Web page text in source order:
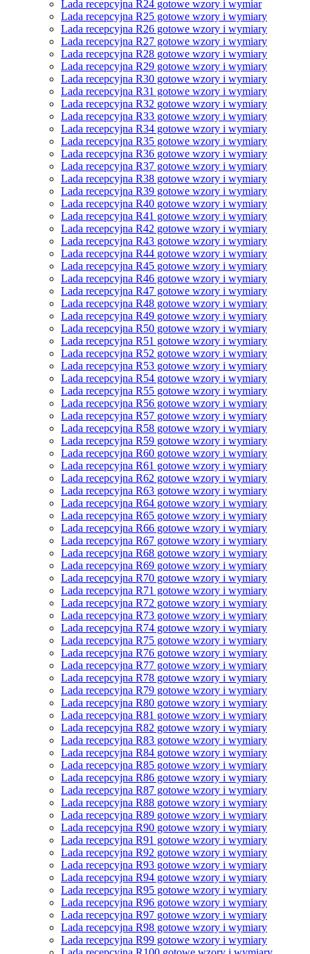
Lada recepcyjna R24 gotowe wzory i wymiar
Lada recepcyjna R25 gotowe wzory i wymiary
Lada recepcyjna R26 gotowe wzory i wymiary
Lada recepcyjna R27 gotowe wzory i wymiary
Lada recepcyjna R28 gotowe wzory i wymiary
Lada recepcyjna R29 gotowe wzory i wymiary
Lada recepcyjna R30 gotowe wzory i wymiary
Lada recepcyjna R31 gotowe wzory i wymiary
Lada recepcyjna R32 gotowe wzory i wymiary
Lada recepcyjna R33 gotowe wzory i wymiary
Lada recepcyjna R34 gotowe wzory i wymiary
Lada recepcyjna R35 gotowe wzory i wymiary
Lada recepcyjna R36 gotowe wzory i wymiary
Lada recepcyjna R37 gotowe wzory i wymiary
Lada recepcyjna R38 gotowe wzory i wymiary
Lada recepcyjna R39 gotowe wzory i wymiary
Lada recepcyjna R40 gotowe wzory i wymiary
Lada recepcyjna R41 gotowe wzory i wymiary
Lada recepcyjna R42 gotowe wzory i wymiary
Lada recepcyjna R43 gotowe wzory i wymiary
Lada recepcyjna R44 gotowe wzory i wymiary
Lada recepcyjna R45 gotowe wzory i wymiary
Lada recepcyjna R46 gotowe wzory i wymiary
Lada recepcyjna R47 gotowe wzory i wymiary
Lada recepcyjna R48 gotowe wzory i wymiary
Lada recepcyjna R49 gotowe wzory i wymiary
Lada recepcyjna R50 gotowe wzory i wymiary
Lada recepcyjna R51 gotowe wzory i wymiary
Lada recepcyjna R52 gotowe wzory i wymiary
Lada recepcyjna R53 gotowe wzory i wymiary
Lada recepcyjna R54 gotowe wzory i wymiary
Lada recepcyjna R55 gotowe wzory i wymiary
Lada recepcyjna R56 gotowe wzory i wymiary
Lada recepcyjna R57 gotowe wzory i wymiary
Lada recepcyjna R58 gotowe wzory i wymiary
Lada recepcyjna R59 gotowe wzory i wymiary
Lada recepcyjna R60 gotowe wzory i wymiary
Lada recepcyjna R61 gotowe wzory i wymiary
Lada recepcyjna R62 gotowe wzory i wymiary
Lada recepcyjna R63 gotowe wzory i wymiary
Lada recepcyjna R64 gotowe wzory i wymiary
Lada recepcyjna R65 gotowe wzory i wymiary
Lada recepcyjna R66 gotowe wzory i wymiary
Lada recepcyjna R67 gotowe wzory i wymiary
Lada recepcyjna R68 gotowe wzory i wymiary
Lada recepcyjna R69 gotowe wzory i wymiary
Lada recepcyjna R70 gotowe wzory i wymiary
Lada recepcyjna R71 gotowe wzory i wymiary
Lada recepcyjna R72 gotowe wzory i wymiary
Lada recepcyjna R73 gotowe wzory i wymiary
Lada recepcyjna R74 gotowe wzory i wymiary
Lada recepcyjna R75 gotowe wzory i wymiary
Lada recepcyjna R76 gotowe wzory i wymiary
Lada recepcyjna R77 gotowe wzory i wymiary
Lada recepcyjna R78 gotowe wzory i wymiary
Lada recepcyjna R79 gotowe wzory i wymiary
Lada recepcyjna R80 gotowe wzory i wymiary
Lada recepcyjna R81 gotowe wzory i wymiary
Lada recepcyjna R82 gotowe wzory i wymiary
Lada recepcyjna R83 gotowe wzory i wymiary
Lada recepcyjna R84 gotowe wzory i wymiary
Lada recepcyjna R85 gotowe wzory i wymiary
Lada recepcyjna R86 gotowe wzory i wymiary
Lada recepcyjna R87 gotowe wzory i wymiary
Lada recepcyjna R88 gotowe wzory i wymiary
Lada recepcyjna R89 gotowe wzory i wymiary
Lada recepcyjna R90 gotowe wzory i wymiary
Lada recepcyjna R91 gotowe wzory i wymiary
Lada recepcyjna R92 gotowe wzory i wymiary
Lada recepcyjna R93 gotowe wzory i wymiary
Lada recepcyjna R94 gotowe wzory i wymiary
Lada recepcyjna R95 gotowe wzory i wymiary
Lada recepcyjna R96 gotowe wzory i wymiary
Lada recepcyjna R97 gotowe wzory i wymiary
Lada recepcyjna R98 gotowe wzory i wymiary
Lada recepcyjna R99 gotowe wzory i wymiary